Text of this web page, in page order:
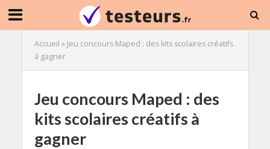
Accueil » Jeu concours Maped : des kits scolaires créatifs
à gagner
Jeu concours Maped : des
kits scolaires créatifs à
gagner